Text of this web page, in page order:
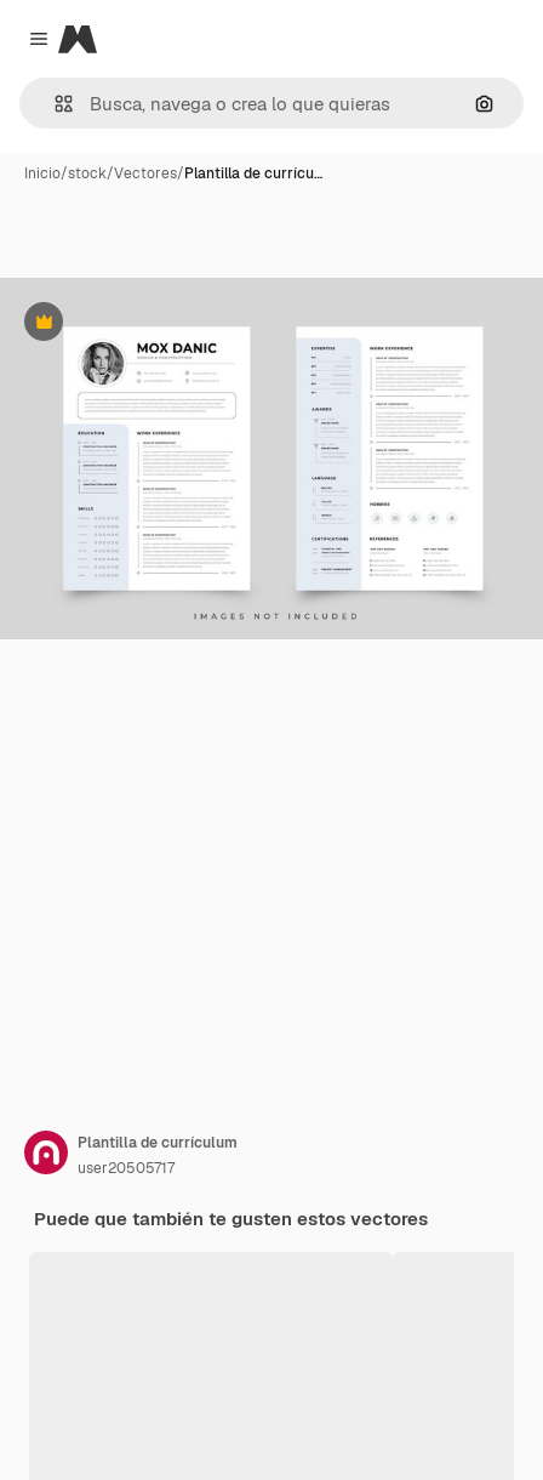
Close menu
Magnific
Inicio/stock/Vectores/Plantilla de currícu…
Premium
Plantilla de currículum
user20505717
Puede que también te gusten estos vectores